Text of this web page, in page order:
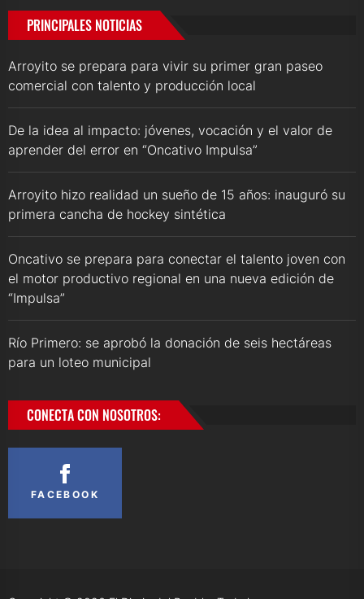
PRINCIPALES NOTICIAS
Arroyito se prepara para vivir su primer gran paseo
comercial con talento y producción local
De la idea al impacto: jóvenes, vocación y el valor de
aprender del error en “Oncativo Impulsa”
Arroyito hizo realidad un sueño de 15 años: inauguró su
primera cancha de hockey sintética
Oncativo se prepara para conectar el talento joven con
el motor productivo regional en una nueva edición de
“Impulsa”
Río Primero: se aprobó la donación de seis hectáreas
para un loteo municipal
CONECTA CON NOSOTROS:
FACEBOOK